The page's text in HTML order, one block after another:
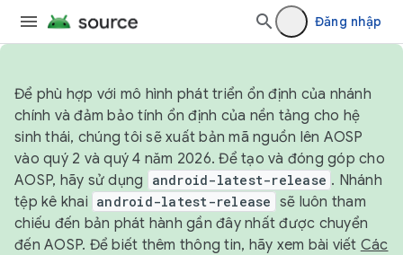
Đăng nhập
Để phù hợp với mô hình phát triển ổn định của nhánh
chính và đảm bảo tính ổn định của nền tảng cho hệ
sinh thái, chúng tôi sẽ xuất bản mã nguồn lên AOSP
vào quý 2 và quý 4 năm 2026. Để tạo và đóng góp cho
AOSP, hãy sử dụng
android-latest-release . Nhánh
tệp kê khai android-latest-release sẽ luôn tham
chiếu đến bản phát hành gần đây nhất được chuyển
đến AOSP. Để biết thêm thông tin, hãy xem bài viết Các